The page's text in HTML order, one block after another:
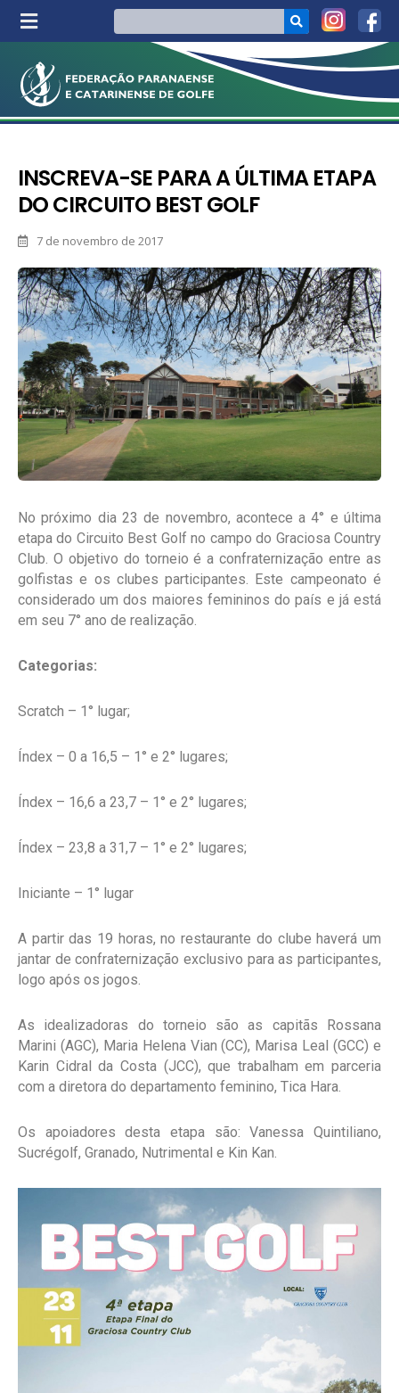
INSCREVA-SE PARA A ÚLTIMA ETAPA
DO CIRCUITO BEST GOLF
7 de novembro de 2017
No próximo dia 23 de novembro, acontece a 4° e última
etapa do Circuito Best Golf no campo do Graciosa Country
Club. O objetivo do torneio é a confraternização entre as
golfistas e os clubes participantes. Este campeonato é
considerado um dos maiores femininos do país e já está
em seu 7° ano de realização.
Categorias:
Scratch – 1° lugar;
Índex – 0 a 16,5 – 1° e 2° lugares;
Índex – 16,6 a 23,7 – 1° e 2° lugares;
Índex – 23,8 a 31,7 – 1° e 2° lugares;
Iniciante – 1° lugar
A partir das 19 horas, no restaurante do clube haverá um
jantar de confraternização exclusivo para as participantes,
logo após os jogos.
As idealizadoras do torneio são as capitãs Rossana
Marini (AGC), Maria Helena Vian (CC), Marisa Leal (GCC) e
Karin Cidral da Costa (JCC), que trabalham em parceria
com a diretora do departamento feminino, Tica Hara.
Os apoiadores desta etapa são: Vanessa Quintiliano,
Sucrégolf, Granado, Nutrimental e Kin Kan.